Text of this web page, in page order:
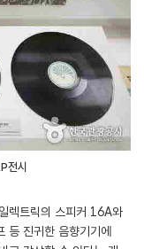
전시
렉트릭의 스피커 16A와
등 진귀한 음향기기에